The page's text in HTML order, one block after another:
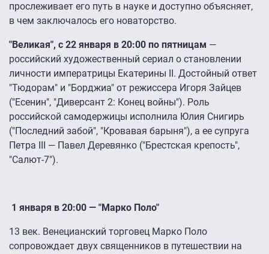
прослеживает его путь в науке и доступно объясняет,
в чем заключалось его новаторство.
"Великая", с 22 января в 20:00 по пятницам ―
российский художественный сериал о становлении
личности императрицы Екатерины II. Достойный ответ
"Тюдорам" и "Борджиа" от режиссера Игоря Зайцев
("Есенин", "Диверсант 2: Конец войны"). Роль
российской самодержицы исполнила Юлия Снигирь
("Последний забой", "Кровавая барыня"), а ее супруга
Петра III ― Павел Деревянко ("Брестская крепость",
"Салют-7").
1 января в 20:00 — "Марко Поло"
13 век. Венецианский торговец Марко Поло
сопровождает двух священников в путешествии на